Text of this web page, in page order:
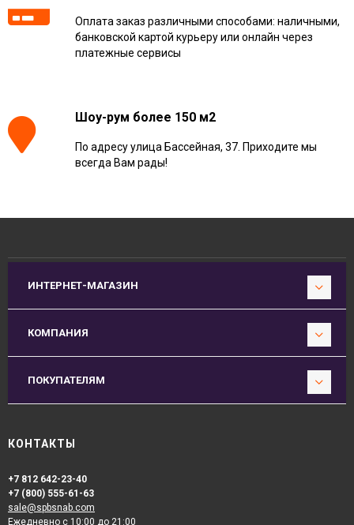
Оплата заказ различными способами: наличными,
банковской картой курьеру или онлайн через
платежные сервисы
Шоу-рум более 150 м2
По адресу улица Бассейная, 37. Приходите мы
всегда Вам рады!
ИНТЕРНЕТ-МАГАЗИН
КОМПАНИЯ
ПОКУПАТЕЛЯМ
КОНТАКТЫ
+7 812 642-23-40
+7 (800) 555-61-63
sale@spbsnab.com
Ежедневно с 10:00 до 21:00